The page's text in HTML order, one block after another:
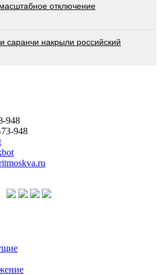
отключение
саранчи накрыли российский
948
948